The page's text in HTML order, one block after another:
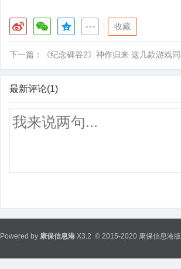
收藏
下一篇： 《纪念碑谷2》神作归来 这几款游戏
最新评论(1)
Powered by 康保信息港 X3.2 © 2015-2020 康保信息港